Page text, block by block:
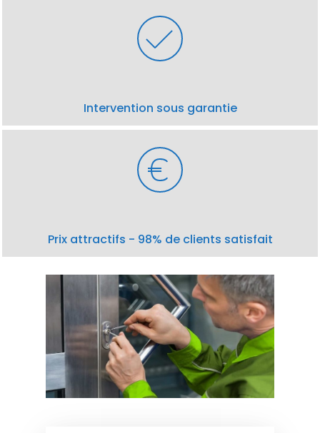
Intervention sous garantie
Prix attractifs - 98% de clients satisfait